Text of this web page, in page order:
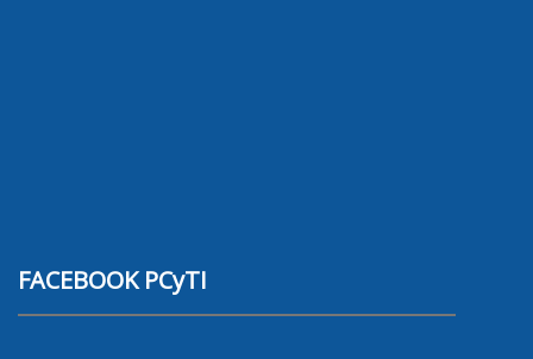
FACEBOOK PCyTI